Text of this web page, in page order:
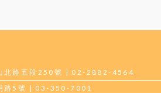
北路五段250號 | 02-2882-4564
路5號 | 03-350-7001